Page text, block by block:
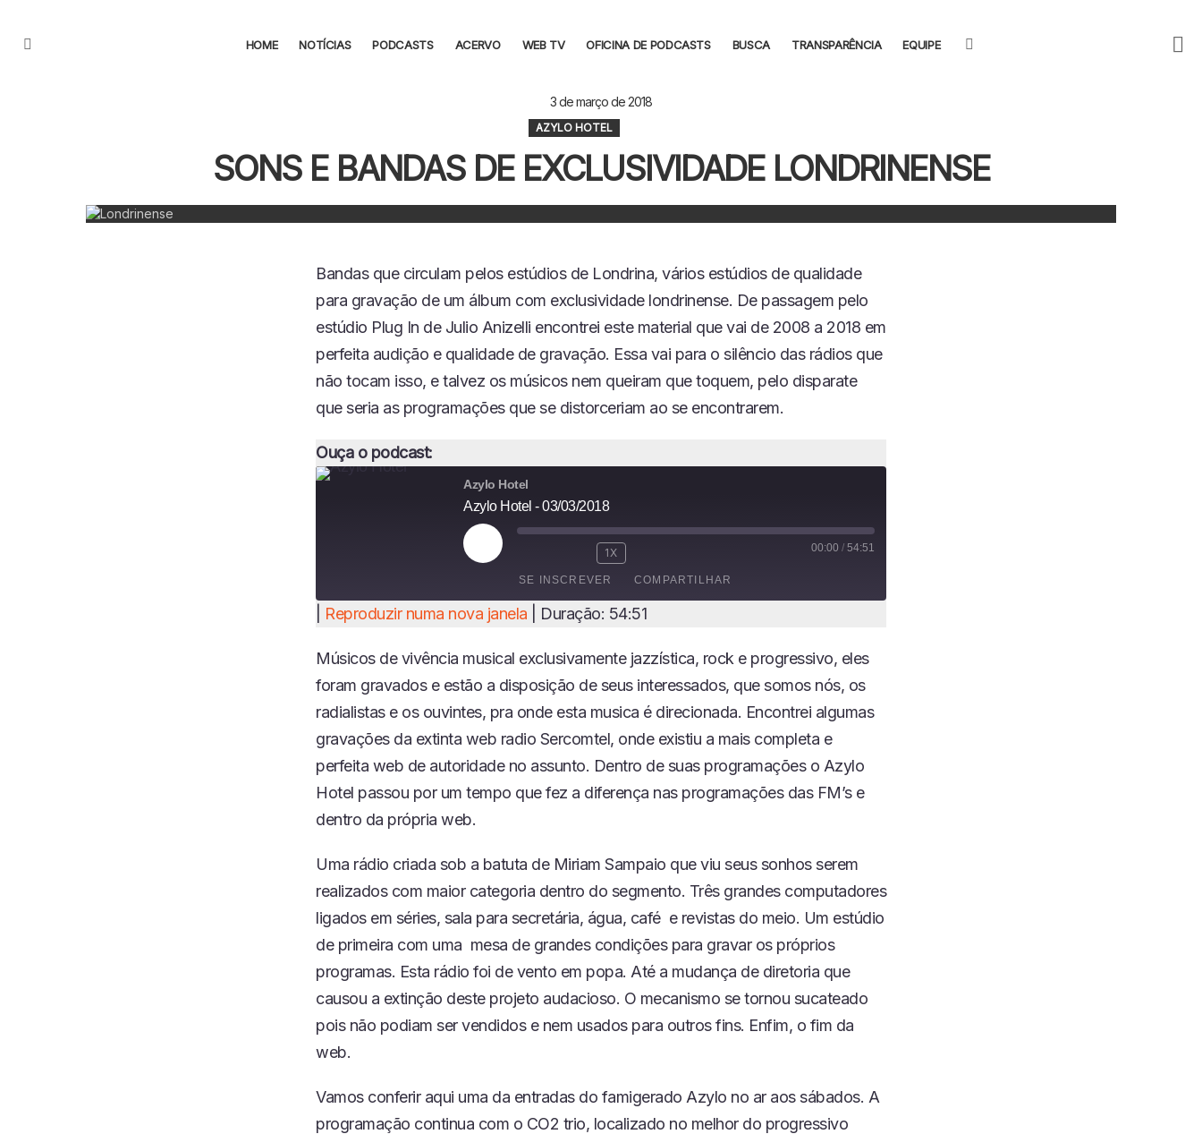
HOME NOTÍCIAS PODCASTS ACERVO WEB TV OFICINA DE PODCASTS BUSCA TRANSPARÊNCIA EQUIPE
3 de março de 2018
AZYLO HOTEL
SONS E BANDAS DE EXCLUSIVIDADE LONDRINENSE
Bandas que circulam pelos estúdios de Londrina, vários estúdios de qualidade
para gravação de um álbum com exclusividade londrinense. De passagem pelo
estúdio Plug In de Julio Anizelli encontrei este material que vai de 2008 a 2018 em
perfeita audição e qualidade de gravação. Essa vai para o silêncio das rádios que
não tocam isso, e talvez os músicos nem queiram que toquem, pelo disparate
que seria as programações que se distorceriam ao se encontrarem.
Ouça o podcast:
Azylo Hotel
Azylo Hotel - 03/03/2018
R
O
U
R
E
P
I
Ó
O
1X 00:00 / 54:51
SE INSCREVER COMPARTILHAR
FEED RSS
INCORPO
RAR
Reproduzir numa nova janela Duração: 54:51
Músicos de vivência musical exclusivamente jazzística, rock e progressivo, eles
foram gravados e estão a disposição de seus interessados, que somos nós, os
radialistas e os ouvintes, pra onde esta musica é direcionada. Encontrei algumas
gravações da extinta web radio Sercomtel, onde existiu a mais completa e
perfeita web de autoridade no assunto. Dentro de suas programações o Azylo
Hotel passou por um tempo que fez a diferença nas programações das FM’s e
dentro da própria web.
Uma rádio criada sob a batuta de Miriam Sampaio que viu seus sonhos serem
realizados com maior categoria dentro do segmento. Três grandes computadores
ligados em séries, sala para secretária, água, café e revistas do meio. Um estúdio
de primeira com uma mesa de grandes condições para gravar os próprios
programas. Esta rádio foi de vento em popa. Até a mudança de diretoria que
causou a extinção deste projeto audacioso. O mecanismo se tornou sucateado
pois não podiam ser vendidos e nem usados para outros fins. Enfim, o fim da
web.
Vamos conferir aqui uma da entradas do famigerado Azylo no ar aos sábados. A
programação continua com o CO2 trio, localizado no melhor do progressivo